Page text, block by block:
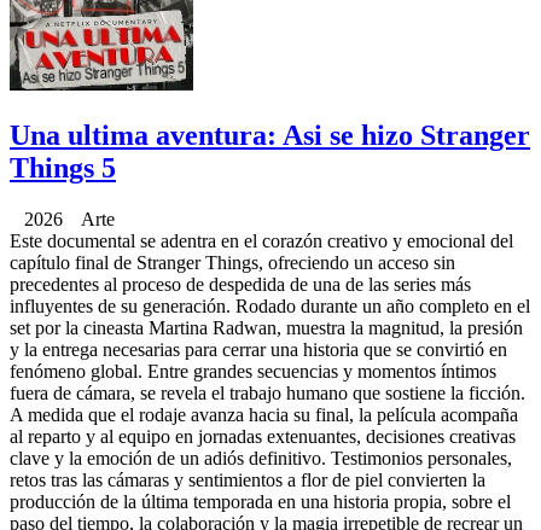
Una ultima aventura: Asi se hizo Stranger
Things 5
2026 Arte
Este documental se adentra en el corazón creativo y emocional del
capítulo final de Stranger Things, ofreciendo un acceso sin
precedentes al proceso de despedida de una de las series más
influyentes de su generación. Rodado durante un año completo en el
set por la cineasta Martina Radwan, muestra la magnitud, la presión
y la entrega necesarias para cerrar una historia que se convirtió en
fenómeno global. Entre grandes secuencias y momentos íntimos
fuera de cámara, se revela el trabajo humano que sostiene la ficción.
A medida que el rodaje avanza hacia su final, la película acompaña
al reparto y al equipo en jornadas extenuantes, decisiones creativas
clave y la emoción de un adiós definitivo. Testimonios personales,
retos tras las cámaras y sentimientos a flor de piel convierten la
producción de la última temporada en una historia propia, sobre el
paso del tiempo, la colaboración y la magia irrepetible de recrear un